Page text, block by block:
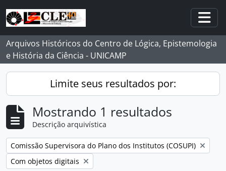
Skip to main content
Arquivos Históricos do Centro de Lógica, Epistemologia
e História da Ciência - UNICAMP
Limite seus resultados por:
Mostrando 1 resultados
Descrição arquivística
Remover filtro:
Comissão Supervisora do Plano dos Institutos (COSUPI)
Remover filtro:
Com objetos digitais